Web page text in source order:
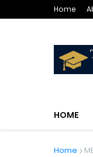
Home
HOME
Home